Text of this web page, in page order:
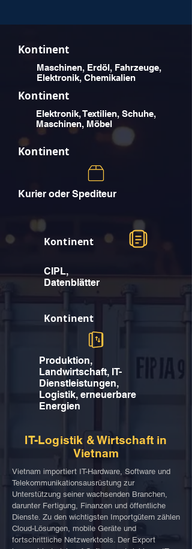
Kontinent
Maschinen, Erdöl, Fahrzeuge,
Elektronik, Chemikalien
Kontinent
Elektronik, Textilien, Schuhe,
Maschinen, Möbel
Kontinent
Kurier oder Spediteur
Kontinent
CIPL,
Datenblätter
Kontinent
Produktion,
Landwirtschaft, IT-
Dienstleistungen,
Logistik, erneuerbare
Energien
IT-Logistik & Wirtschaft in
Vietnam
Vietnam importiert IT-Hardware, Software und
Telekommunikationsausrüstung zur
Unterstützung seiner wachsenden Branchen,
darunter Fertigung, Finanzen und öffentliche
Dienste. Zu den wichtigsten Importgütern zählen
Cloud-Lösungen, mobile Geräte und
fortschrittliche Netzwerktools. Der Export